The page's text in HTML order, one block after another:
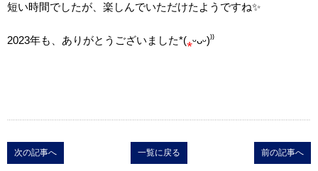
短い時間でしたが、楽しんでいただけたようですね✨
2023年も、ありがとうございました*(⁎ᵕᴗᵕ)⁾⁾
次の記事へ 一覧に戻る 前の記事へ